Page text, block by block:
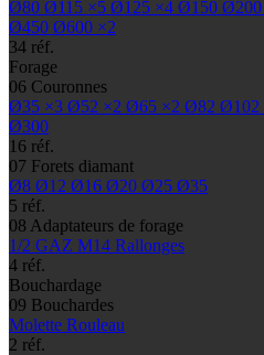
Ø80 Ø115 ×5 Ø125 ×4 Ø150 Ø200
Ø450 Ø600 ×2
34 réf.
Forage
06 Couronnes
Ø35 ×3 Ø52 ×2 Ø65 ×2 Ø82 Ø102
Ø300
16 réf.
07 Forets diamant
Ø8 Ø12 Ø16 Ø20 Ø25 Ø35
5 réf.
08 Adaptateurs de forage
1/2 GAZ M14 Rallonges
4 réf.
Bouchardage
09 Bouchardes
Molette Rouleau
2 réf.